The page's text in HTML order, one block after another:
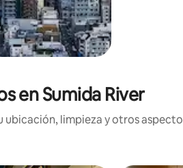
en Sumida River
ubicación, limpieza y otros